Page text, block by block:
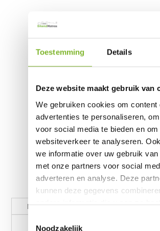
Toestemming Details
Deze website maakt gebruik van
We gebruiken cookies om content
advertenties te personaliseren,
voor social media te bieden en om
websiteverkeer te analyseren.
we informatie over uw gebruik
met onze partners voor social
adverteren en analyse. Deze
kunnen deze gegevens
basis van uw gebruik van hun
Noodzakelijk
Beschrijving